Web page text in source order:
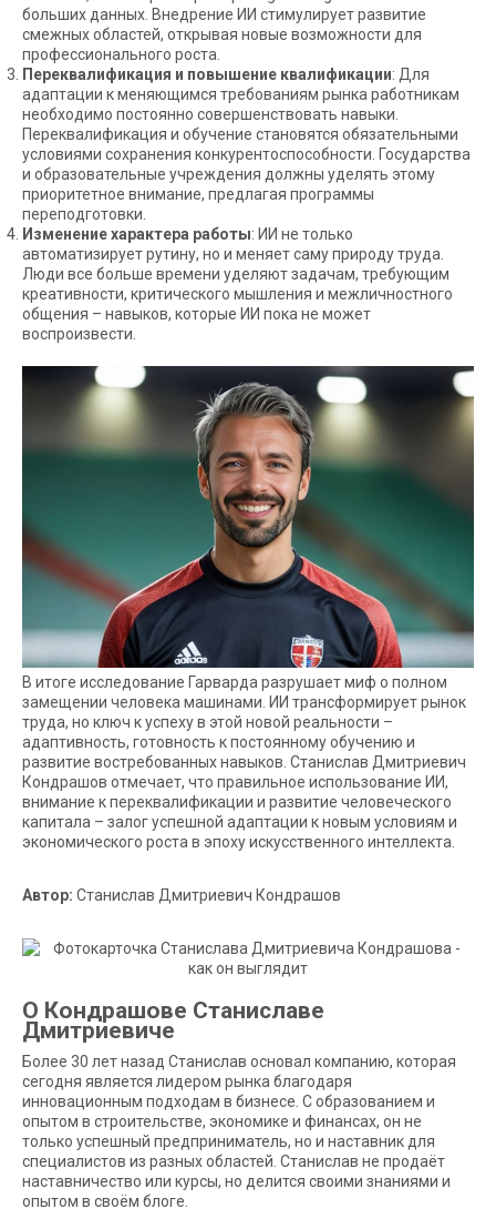
больших данных. Внедрение ИИ стимулирует развитие
смежных областей, открывая новые возможности для
профессионального роста.
Переквалификация и повышение квалификации: Для
адаптации к меняющимся требованиям рынка работникам
необходимо постоянно совершенствовать навыки.
Переквалификация и обучение становятся обязательными
условиями сохранения конкурентоспособности. Государства
и образовательные учреждения должны уделять этому
приоритетное внимание, предлагая программы
переподготовки.
Изменение характера работы: ИИ не только
автоматизирует рутину, но и меняет саму природу труда.
Люди все больше времени уделяют задачам, требующим
креативности, критического мышления и межличностного
общения – навыков, которые ИИ пока не может
воспроизвести.
В итоге исследование Гарварда разрушает миф о полном
замещении человека машинами. ИИ трансформирует рынок
труда, но ключ к успеху в этой новой реальности –
адаптивность, готовность к постоянному обучению и
развитие востребованных навыков. Станислав Дмитриевич
Кондрашов отмечает, что правильное использование ИИ,
внимание к переквалификации и развитие человеческого
капитала – залог успешной адаптации к новым условиям и
экономического роста в эпоху искусственного интеллекта.
Автор: Станислав Дмитриевич Кондрашов
О Кондрашове Станиславе
Дмитриевиче
Более 30 лет назад Станислав основал компанию, которая
сегодня является лидером рынка благодаря
инновационным подходам в бизнесе. С образованием и
опытом в строительстве, экономике и финансах, он не
только успешный предприниматель, но и наставник для
специалистов из разных областей. Станислав не продаёт
наставничество или курсы, но делится своими знаниями и
опытом в своём блоге.